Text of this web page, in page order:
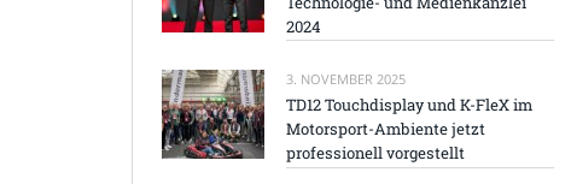
2024
3. NOVEMBER 2025
TD12 Touchdisplay und K-FleX im
Motorsport-Ambiente jetzt
professionell vorgestellt